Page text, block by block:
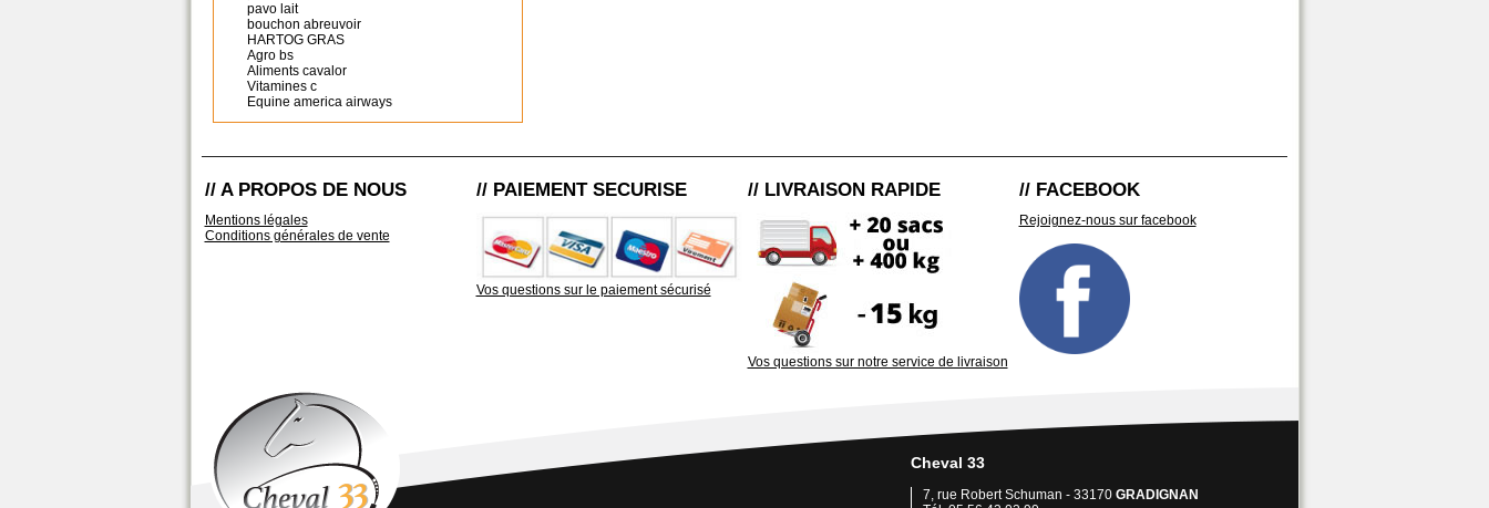
pavo lait
bouchon abreuvoir
HARTOG GRAS
Agro bs
Aliments cavalor
Vitamines c
Equine america airways
// A PROPOS DE NOUS
Mentions légales
Conditions générales de vente
// PAIEMENT SECURISE
Vos questions sur le paiement sécurisé
// LIVRAISON RAPIDE
Vos questions sur notre service de livraison
// FACEBOOK
Rejoignez-nous sur facebook
Cheval 33
7, rue Robert Schuman - 33170 GRADIGNAN